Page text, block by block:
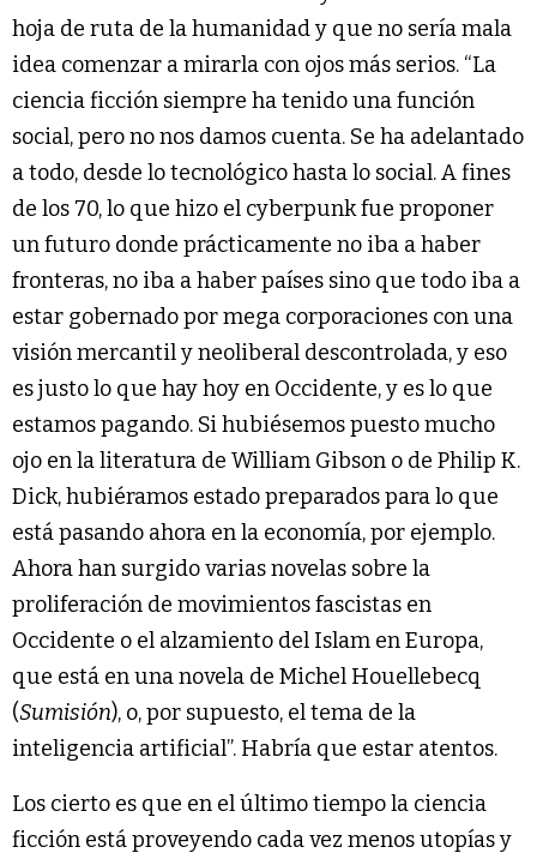
hoja de ruta de la humanidad y que no sería mala
idea comenzar a mirarla con ojos más serios. “La
ciencia ficción siempre ha tenido una función
social, pero no nos damos cuenta. Se ha adelantado
a todo, desde lo tecnológico hasta lo social. A fines
de los 70, lo que hizo el cyberpunk fue proponer
un futuro donde prácticamente no iba a haber
fronteras, no iba a haber países sino que todo iba a
estar gobernado por mega corporaciones con una
visión mercantil y neoliberal descontrolada, y eso
es justo lo que hay hoy en Occidente, y es lo que
estamos pagando. Si hubiésemos puesto mucho
ojo en la literatura de William Gibson o de Philip K.
Dick, hubiéramos estado preparados para lo que
está pasando ahora en la economía, por ejemplo.
Ahora han surgido varias novelas sobre la
proliferación de movimientos fascistas en
Occidente o el alzamiento del Islam en Europa,
que está en una novela de Michel Houellebecq
(Sumisión), o, por supuesto, el tema de la
inteligencia artificial”. Habría que estar atentos.
Los cierto es que en el último tiempo la ciencia
ficción está proveyendo cada vez menos utopías y